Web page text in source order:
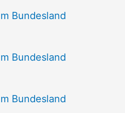
Bundesland
Bundesland
Bundesland